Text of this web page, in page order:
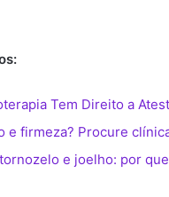
Tem Direito a
e firmeza? Procure
e joelho: por